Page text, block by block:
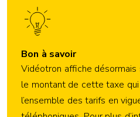
Bon à savoir
Vidéotron affiche
le montant de cette taxe qui
l’ensemble des tarifs en